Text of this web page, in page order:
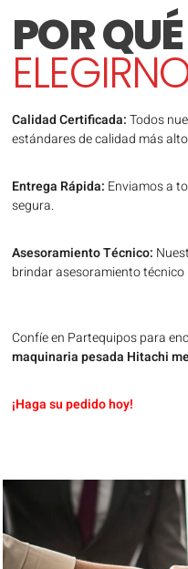
POR QUÉ
Calidad Certificada:Todos
estándares de calidad más
Entrega Rápida: Enviamos a
segura.
Asesoramiento Técnico:
brindar asesoramiento
Confíe en Partequipos para
maquinaria pesada Hitachi
¡Haga su pedido hoy!